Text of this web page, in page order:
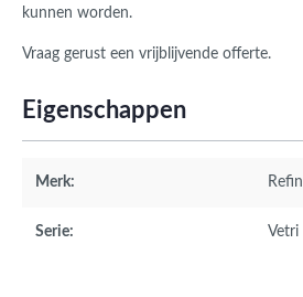
kunnen worden.
Vraag gerust een vrijblijvende offerte.
Eigenschappen
Merk: Refin
Serie: Vetri